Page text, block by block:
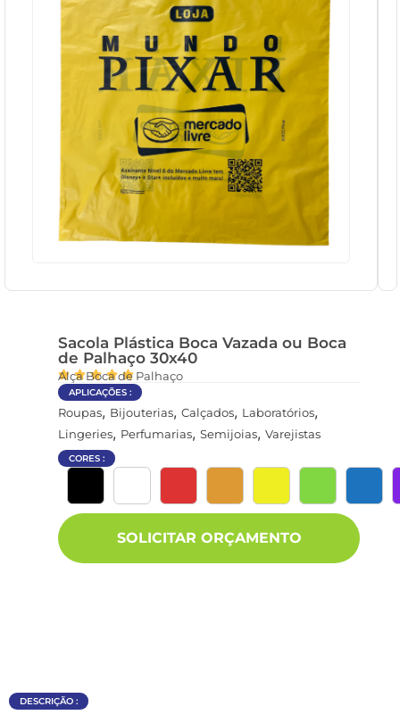
Sacola Plástica Boca Vazada ou Boca
de Palhaço 30x40
    
Alça Boca de Palhaço
APLICAÇÕES :
Roupas, Bijouterias, Calçados, Laboratórios,
Lingeries, Perfumarias, Semijoias, Varejistas
CORES :
SOLICITAR ORÇAMENTO
DESCRIÇÃO :